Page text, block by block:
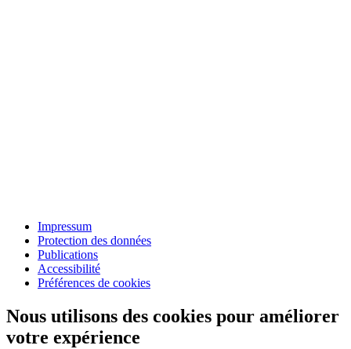
Impressum
Protection des données
Publications
Accessibilité
Préférences de cookies
Nous utilisons des cookies pour améliorer
votre expérience